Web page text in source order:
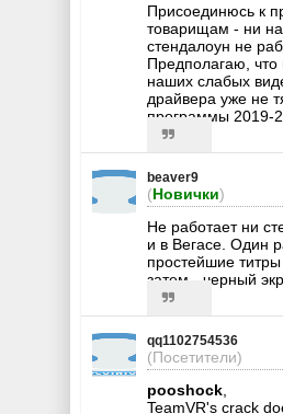
Присоединюсь к
товарищам - ни
стендалоун не
Предполагаю, что
наших слабых
драйвера уже не
программы 2019-
beaver9
(Новички)
Не работает ни
и в Вегасе. Один
простейшие
затем - черный
qq1102754536
(Посетители)
pooshock
TeamVR's crack